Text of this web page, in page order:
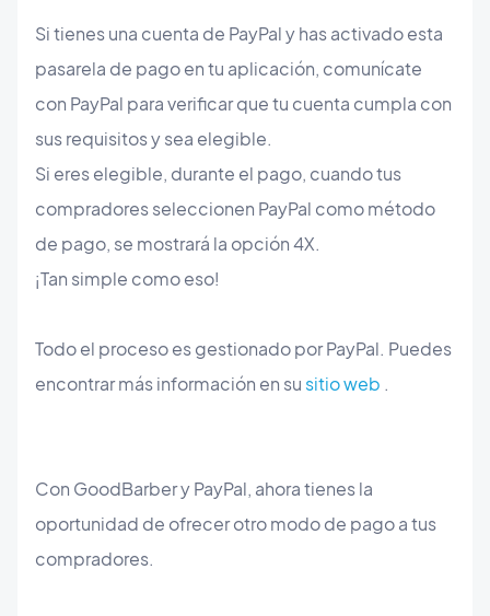
Si tienes una cuenta de PayPal y has activado esta
pasarela de pago en tu aplicación, comunícate
con PayPal para verificar que tu cuenta cumpla con
sus requisitos y sea elegible.
Si eres elegible, durante el pago, cuando tus
compradores seleccionen PayPal como método
de pago, se mostrará la opción 4X.
¡Tan simple como eso!
Todo el proceso es gestionado por PayPal. Puedes
encontrar más información en su sitio web .
Con GoodBarber y PayPal, ahora tienes la
oportunidad de ofrecer otro modo de pago a tus
compradores.